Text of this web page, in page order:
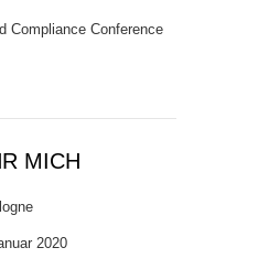
Compliance Conference
MICH
2020